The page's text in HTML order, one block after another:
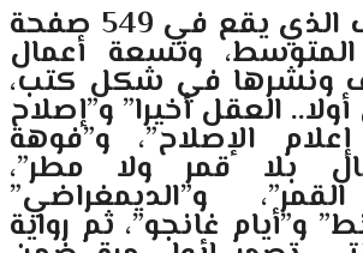
ويضم المؤلف الذي يقع في 549 صفحة
وتسعة أعمال
ونشرها في ‏شكل كتب،
العقل أخيرا” و”إصلاح
إعلام الإصلاح”، و”فوهة
بلا قمر ولا مطر”،
و”الديمغراضي”
و”أيام ‏غانجو”، ثم رواية